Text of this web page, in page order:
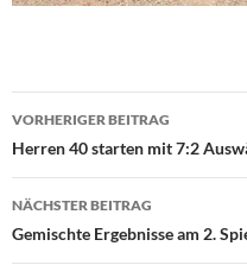
VORHERIGER BEITRAG
Herren 40 starten mit 7:2
NÄCHSTER BEITRAG
Gemischte Ergebnisse am 2.